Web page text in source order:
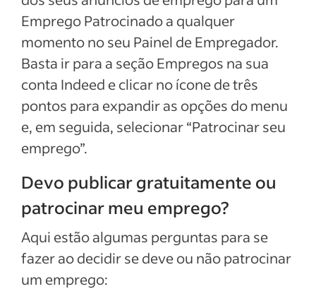
Emprego Patrocinado a qualquer
momento no seu Painel de Empregador.
Basta ir para a seção Empregos na sua
conta Indeed e clicar no ícone de três
pontos para expandir as opções do menu
e, em seguida, selecionar “Patrocinar seu
emprego”.
Devo publicar gratuitamente ou
patrocinar meu emprego?
Aqui estão algumas perguntas para se
fazer ao decidir se deve ou não patrocinar
um emprego: